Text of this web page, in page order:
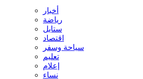
أخبار
رياضة
ستايل
اقتصاد
سياحة وسفر
تعليم
إعلام
نساء